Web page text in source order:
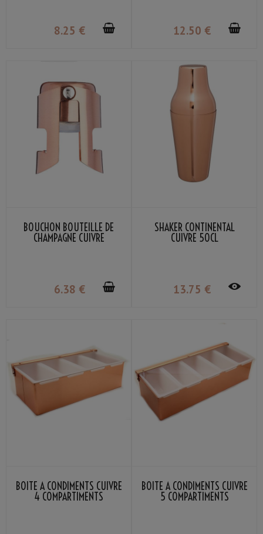
8.25 € 12.50 €
BOUCHON BOUTEILLE DE
CHAMPAGNE CUIVRE
6.38 €
SHAKER CONTINENTAL
CUIVRE 50CL
13.75 €
BOÎTE À CONDIMENTS CUIVRE
4 COMPARTIMENTS
BOÎTE À CONDIMENTS CUIVRE
5 COMPARTIMENTS